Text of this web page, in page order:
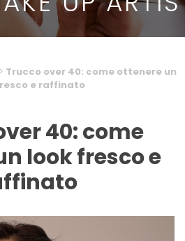
> Trucco over 40: come ottenere un
e raffinato
40: come
look fresco e